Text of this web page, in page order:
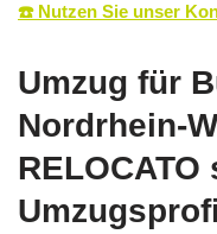
☎️ Nutzen Sie unser
Umzug für
Nordrhein-